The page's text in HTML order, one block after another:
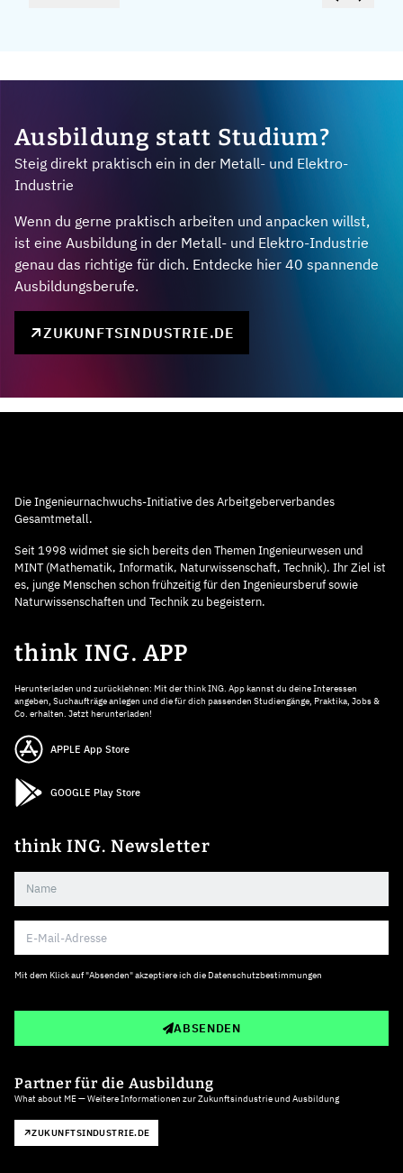
Ausbildung statt Studium?
Steig direkt praktisch ein in der Metall- und Elektro-
Industrie
Wenn du gerne praktisch arbeiten und anpacken willst,
ist eine Ausbildung in der Metall- und Elektro-Industrie
genau das richtige für dich. Entdecke hier 40 spannende
Ausbildungsberufe.
ZUKUNFTSINDUSTRIE.DE
Die Ingenieurnachwuchs-Initiative des Arbeitgeberverbandes
Gesamtmetall.
Seit 1998 widmet sie sich bereits den Themen Ingenieurwesen und
MINT (Mathematik, Informatik, Naturwissenschaft, Technik). Ihr Ziel ist
es, junge Menschen schon frühzeitig für den Ingenieursberuf sowie
Naturwissenschaften und Technik zu begeistern.
think ING. APP
Herunterladen und zurücklehnen: Mit der think ING. App kannst du deine Interessen
angeben, Suchaufträge anlegen und die für dich passenden Studiengänge, Praktika, Jobs &
Co. erhalten. Jetzt herunterladen!
APPLE App Store
GOOGLE Play Store
think ING. Newsletter
Mit dem Klick auf "Absenden" akzeptiere ich die Datenschutzbestimmungen
ABSENDEN
Partner für die Ausbildung
What about ME — Weitere Informationen zur Zukunftsindustrie und Ausbildung
ZUKUNFTSINDUSTRIE.DE